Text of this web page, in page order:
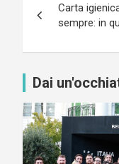
articoli
Carta
sempre: in
Dai